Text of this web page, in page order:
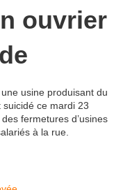
ouvrier
une usine produisant du
suicidé ce mardi 23
fermetures d’usines
à la rue.